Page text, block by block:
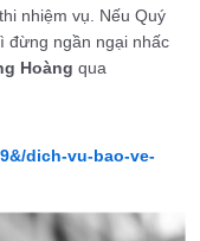
nhiệm vụ. Nếu Quý
đừng ngần ngại nhấc
Hoàng qua
dich-vu-bao-ve-